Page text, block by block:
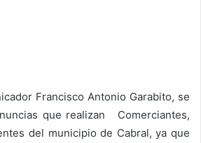
Francisco Antonio Garabito, se
que realizan Comerciantes,
del municipio de Cabral, ya que